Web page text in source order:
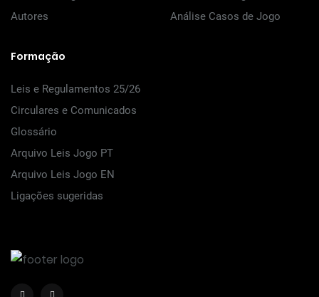
Autores
Análise Casos de Jogo
Formação
Leis e Regulamentos 25/26
Circulares e Comunicados
Glossário
Arquivo Leis Jogo PT
Arquivo Leis Jogo EN
Ligações sugeridas